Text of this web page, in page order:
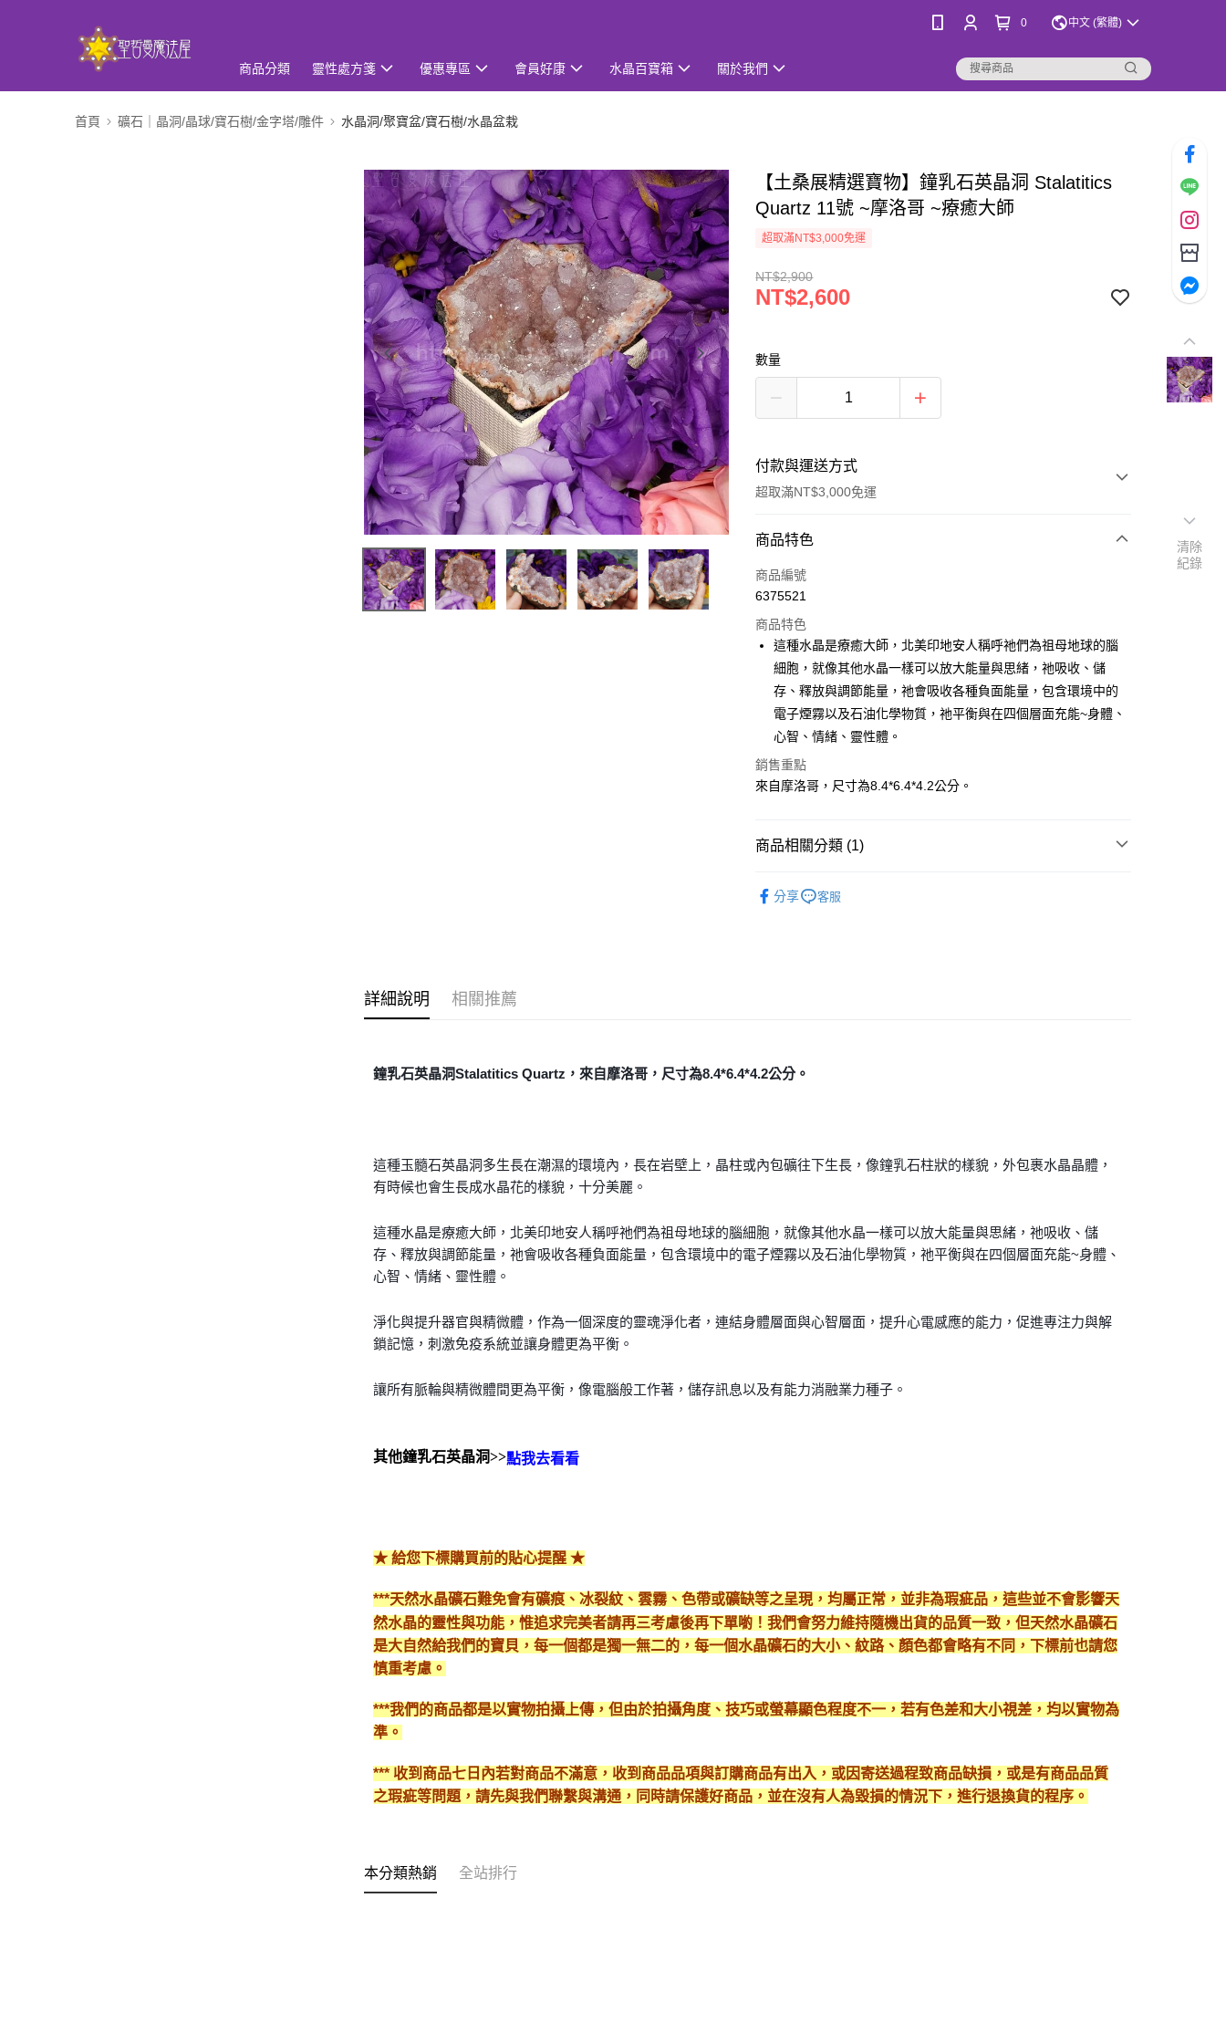
0 中文 (繁體)
商品分類 靈性處方箋 優惠專區 會員好康 水晶百寶箱 關於我們
首頁 礦石｜晶洞/晶球/寶石樹/金字塔/雕件 水晶洞/聚寶盆/寶石樹/水晶盆栽
【土桑展精選寶物】鐘乳石英晶洞 Stalatitics
Quartz 11號 ~摩洛哥 ~療癒大師
超取滿NT$3,000免運
NT$2,900
NT$2,600
數量
付款與運送方式
超取滿NT$3,000免運
付款方式
信用卡一次付款
LINE Pay
Apple Pay
街口支付
悠遊付
ATM付款
每筆NT$80，滿NT$3,000(含以上)免運費
每筆NT$80，滿NT$3,000(含以上)免運費
商品特色
商品編號
6375521
商品特色
這種水晶是療癒大師，北美印地安人稱呼祂們為祖母地球的腦
細胞，就像其他水晶一樣可以放大能量與思緒，祂吸收、儲
存、釋放與調節能量，祂會吸收各種負面能量，包含環境中的
電子煙霧以及石油化學物質，祂平衡與在四個層面充能~身體、
心智、情緒、靈性體。
銷售重點
來自摩洛哥，尺寸為8.4*6.4*4.2公分。
商品相關分類 (1)
晶盆栽
分享 客服
詳細說明 相關推薦
鐘乳石英晶洞Stalatitics Quartz，來自摩洛哥， 尺寸為8.4*6.4*4.2公分。
這種玉髓石英晶洞多生長在潮濕的環境內，長在岩壁上，晶柱或內包礦往下生長，像鐘乳石柱狀的樣貌，外包裹水晶晶體，
有時候也會生長成水晶花的樣貌，十分美麗。
這種水晶是療癒大師，北美印地安人稱呼祂們為祖母地球的腦細胞，就像其他水晶一樣可以放大能量與思緒，祂吸收、儲
存、釋放與調節能量，祂會吸收各種負面能量，包含環境中的電子煙霧以及石油化學物質，祂平衡與在四個層面充能~身體、
心智、情緒、靈性體。
淨化與提升器官與精微體，作為一個深度的靈魂淨化者，連結身體層面與心智層面，提升心電感應的能力，促進專注力與解
鎖記憶，刺激免疫系統並讓身體更為平衡。
讓所有脈輪與精微體間更為平衡，像電腦般工作著，儲存訊息以及有能力消融業力種子。
其他鐘乳石英晶洞>>點我去看看
★ 給您下標購買前的貼心提醒 ★
***天然水晶礦石難免會有礦痕、冰裂紋、雲霧、色帶或礦缺等之呈現，均屬正常，並非為瑕疵品，這些並不會影響天
然水晶的靈性與功能，惟追求完美者請再三考慮後再下單喲！我們會努力維持隨機出貨的品質一致，但天然水晶礦石
是大自然給我們的寶貝，每一個都是獨一無二的，每一個水晶礦石的大小、紋路、顏色都會略有不同，下標前也請您
慎重考慮。
***我們的商品都是以實物拍攝上傳，但由於拍攝角度、技巧或螢幕顯色程度不一，若有色差和大小視差，均以實物為
準。
*** 收到商品七日內若對商品不滿意，收到商品品項與訂購商品有出入，或因寄送過程致商品缺損，或是有商品品質
之瑕疵等問題，請先與我們聯繫與溝通，同時請保護好商品，並在沒有人為毀損的情況下，進行退換貨的程序。
本分類熱銷 全站排行
清除
紀錄